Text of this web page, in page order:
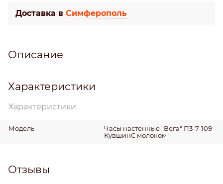
Доставка в Симферополь
Описание
Характеристики
Характеристики
Модель
Часы настенные "Вега" П3-7-109
КувшинС молоком
Отзывы